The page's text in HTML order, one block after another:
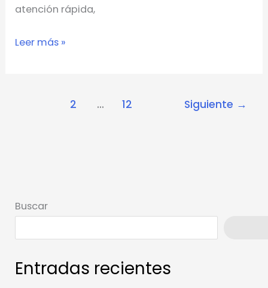
atención rápida,
Leer más »
2 … 12 Siguiente →
Buscar
Entradas recientes